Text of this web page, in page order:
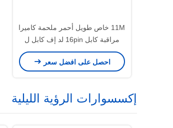
11M خاص طويل أحمر ملحمة كاميرا
مراقبة كابل 16pin لد إف كابل ل
4.7 "و 5" عرض
احصل على افضل سعر
إكسسوارات الرؤية الليلية